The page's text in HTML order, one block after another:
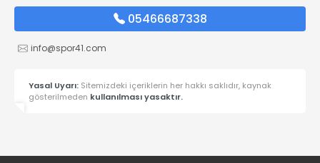
05466687338
info@spor41.com
Yasal Uyarı: Sitemizdeki içeriklerin her hakkı saklıdır, kaynak
gösterilmeden kullanılması yasaktır.